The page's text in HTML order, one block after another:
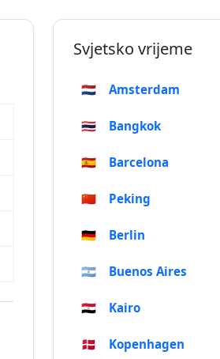
Svjetsko vrijeme
🇳🇱 Amsterdam
🇹🇭 Bangkok
🇪🇸 Barcelona
🇨🇳 Peking
🇩🇪 Berlin
🇦🇷 Buenos Aires
🇪🇬 Kairo
🇩🇰 Kopenhagen